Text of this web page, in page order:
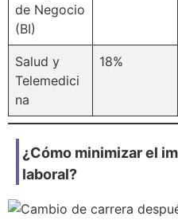
de Negocio
(BI)
Salud y
Telemedici
na
18%
¿Cómo minimizar el
laboral?